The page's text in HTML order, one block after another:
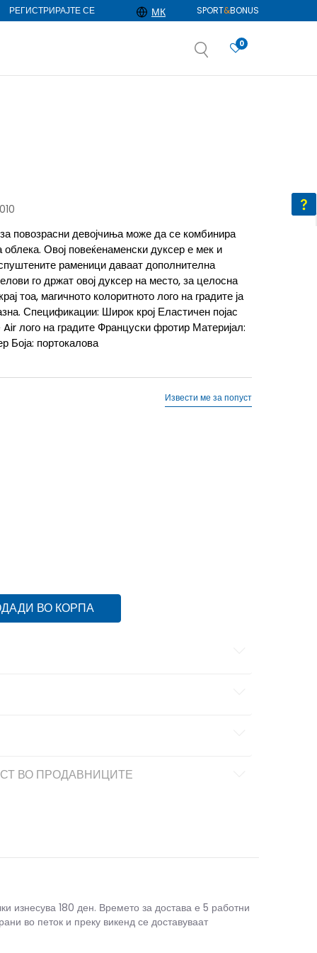
SPORT&BONUS
РЕГИСТРИРАЈТЕ СЕ МК
0
повозрасни девојчиња може да се комбинира
облека. Овој повеќенаменски дуксер е мек и
раменици даваат дополнителна
го држат овој дуксер на место, за целосна
тоа, магичното колоритното лого на градите ја
Спецификации: Широк крој Еластичен појас
лого на градите Француски фротир Материјал:
Боја: портокалова
Извести ме за попуст
ВО КОРПА
ВО ПРОДАВНИЦИТЕ
изнесува 180 ден. Времето за достава е 5 работни
во петок и преку викенд се доставуваат